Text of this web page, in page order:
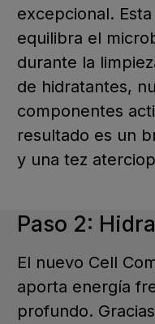
excepcional.
equilibra el
durante la
de hidratantes,
componentes
resultado es un
y una tez
Paso 2:
El nuevo Cell
aporta energía
profundo.